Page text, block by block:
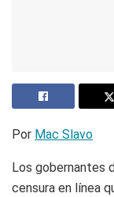
Por Mac Slavo
Los gobernantes
censura en línea